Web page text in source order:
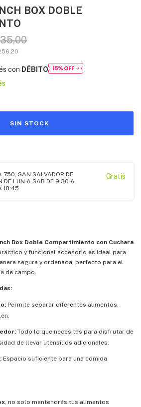
BOX DOBLE
con DÉBITO
750, SAN SALVADOR DE
DE LUN A SAB DE 9:30 A
18:45
Gratis
Box Doble Compartimiento con Cuchara
y funcional accesorio es ideal para
segura y ordenada, perfecto para el
de campo.
Permite separar diferentes alimentos,
Todo lo que necesitas para disfrutar de
de llevar utensilios adicionales.
Espacio suficiente para una comida
, no solo mantendrás tus alimentos